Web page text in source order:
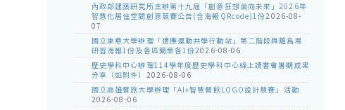
內政部建築研究所主辦第十九屆「創意狂想巢向未來」2026年
智慧化居住空間創意競賽公告(含海報QRcode)1份2026-08-
07
國立東華大學辦理「適應運動共學行動站」第二階段與離島場
研習海報1份及各區簡章各1份2026-08-06
歷史學科中心辦理114學年度歷史學科中心線上讀書會暑期成果
分享（如附件） 2026-08-06
國立高雄餐旅大學辦理「AI+智慧餐飲LOGO設計競賽」活動
2026-08-06